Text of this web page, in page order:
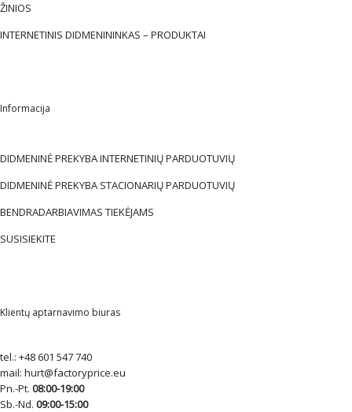
ŽINIOS
INTERNETINIS DIDMENININKAS – PRODUKTAI
Informacija
DIDMENINĖ PREKYBA INTERNETINIŲ PARDUOTUVIŲ
DIDMENINĖ PREKYBA STACIONARIŲ PARDUOTUVIŲ
BENDRADARBIAVIMAS TIEKĖJAMS
SUSISIEKITE
Klientų aptarnavimo biuras
tel.: +48 601 547 740
mail: hurt@factoryprice.eu
Pn.-Pt. 08:00-19:00
Sb.-Nd. 09:00-15:00